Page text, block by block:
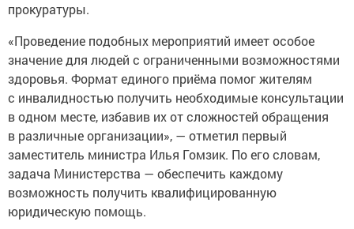
прокуратуры.
«Проведение подобных мероприятий имеет особое
значение для людей с ограниченными возможностями
здоровья. Формат единого приёма помог жителям
с инвалидностью получить необходимые консультации
в одном месте, избавив их от сложностей обращения
в различные организации», — отметил первый
заместитель министра Илья Гомзик. По его словам,
задача Министерства — обеспечить каждому
возможность получить квалифицированную
юридическую помощь.